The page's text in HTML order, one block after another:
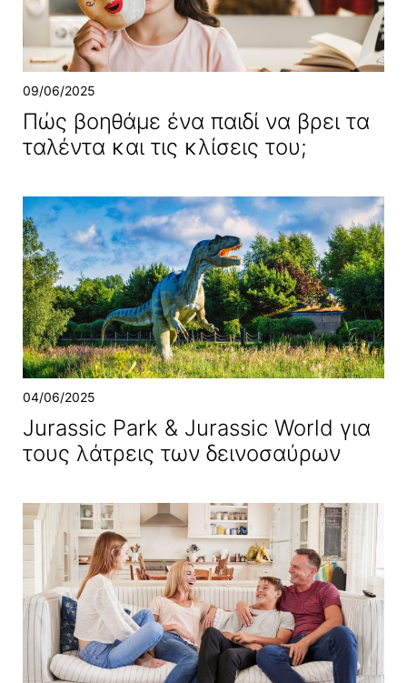
09/06/2025
Πώς βοηθάμε ένα παιδί να βρει τα
ταλέντα και τις κλίσεις του;
04/06/2025
Jurassic Park & Jurassic World για
τους λάτρεις των δεινοσαύρων